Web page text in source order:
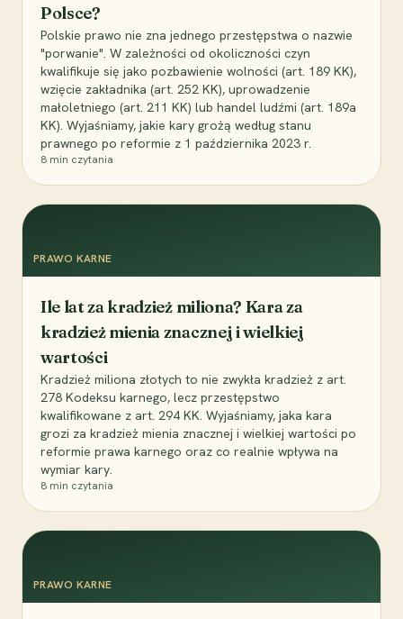
Polsce?
Polskie prawo nie zna jednego przestępstwa o nazwie
"porwanie". W zależności od okoliczności czyn
kwalifikuje się jako pozbawienie wolności (art. 189 KK),
wzięcie zakładnika (art. 252 KK), uprowadzenie
małoletniego (art. 211 KK) lub handel ludźmi (art. 189a
KK). Wyjaśniamy, jakie kary grożą według stanu
prawnego po reformie z 1 października 2023 r.
8 min czytania
PRAWO KARNE
Ile lat za kradzież miliona? Kara za
kradzież mienia znacznej i wielkiej
wartości
Kradzież miliona złotych to nie zwykła kradzież z art.
278 Kodeksu karnego, lecz przestępstwo
kwalifikowane z art. 294 KK. Wyjaśniamy, jaka kara
grozi za kradzież mienia znacznej i wielkiej wartości po
reformie prawa karnego oraz co realnie wpływa na
wymiar kary.
8 min czytania
PRAWO KARNE